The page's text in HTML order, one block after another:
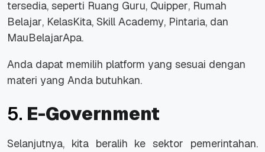
tersedia, seperti Ruang Guru, Quipper, Rumah
Belajar, KelasKita, Skill Academy, Pintaria, dan
MauBelajarApa.
Anda dapat memilih platform yang sesuai dengan
materi yang Anda butuhkan.
5. E-Government
Selanjutnya, kita beralih ke sektor pemerintahan.